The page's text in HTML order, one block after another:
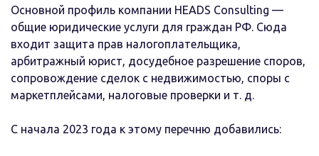
Основной профиль компании HEADS Consulting —
общие юридические услуги для граждан РФ. Сюда
входит защита прав налогоплательщика,
арбитражный юрист, досудебное разрешение споров,
сопровождение сделок с недвижимостью, споры с
маркетплейсами, налоговые проверки и т. д.
С начала 2023 года к этому перечню добавились: